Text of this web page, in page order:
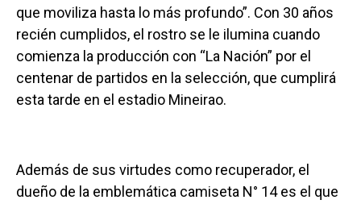
que moviliza hasta lo más profundo”. Con 30 años
recién cumplidos, el rostro se le ilumina cuando
comienza la producción con “La Nación” por el
centenar de partidos en la selección, que cumplirá
esta tarde en el estadio Mineirao.
Además de sus virtudes como recuperador, el
dueño de la emblemática camiseta N° 14 es el que